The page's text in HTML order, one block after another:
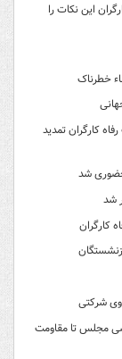
این نکات را
و پرداخت تسهیلات در طرح افق ۲ بانک رفاه کارگران تمدید
شد
شد
کارگران
شرکتی
مجلس تا مقاومت